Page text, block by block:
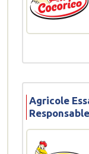
Agricole